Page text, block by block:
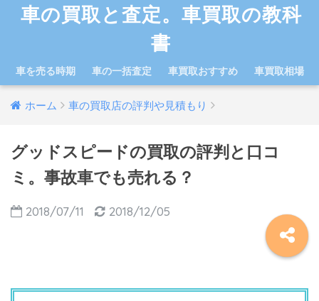
車の買取と査定。車買取の教科
書
車を売る時期 車の一括査定 車買取おすすめ 車買取相場
ホーム 車の買取店の評判や見積もり
グッドスピードの買取の評判と口コ
ミ。事故車でも売れる？
2018/07/11 2018/12/05